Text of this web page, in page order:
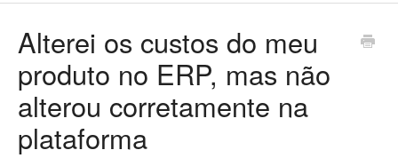
Alterei os custos do meu
produto no ERP, mas não
alterou corretamente na
plataforma